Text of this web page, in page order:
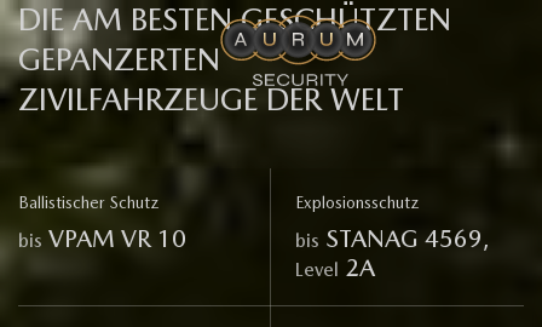
DIE AM BESTEN GESCHÜTZTEN
GEPANZERTEN
ZIVILFAHRZEUGE DER WELT
Ballistischer Schutz
bis VPAM VR 10
Explosionsschutz
bis STANAG 4569,
Level 2A